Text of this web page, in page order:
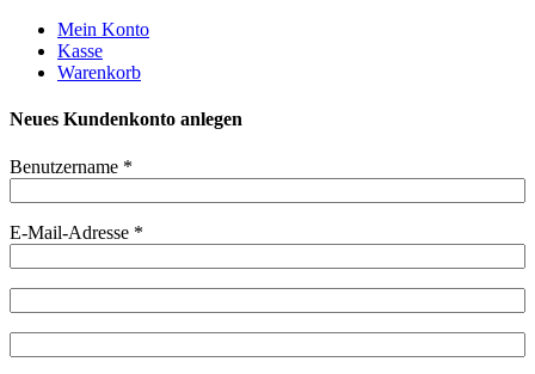
Weiter
zum
Inhalt
Mein Konto
Kasse
Warenkorb
Neues Kundenkonto anlegen
Benutzername *
E-Mail-Adresse *